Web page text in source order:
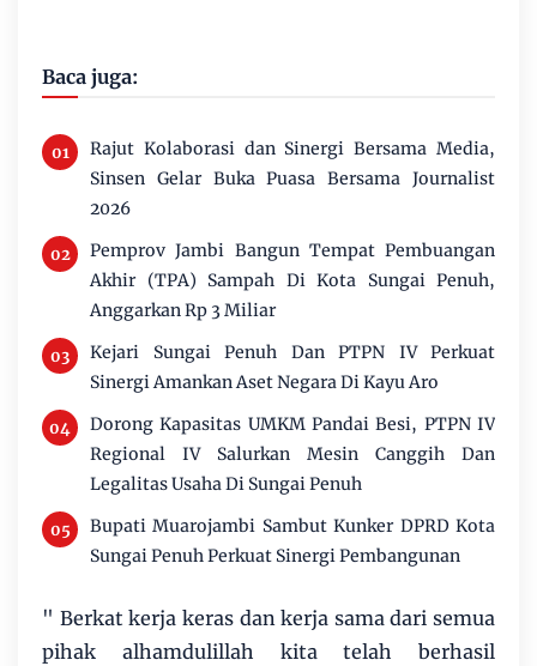
Baca juga:
Rajut Kolaborasi dan Sinergi Bersama Media,
Sinsen Gelar Buka Puasa Bersama Journalist
2026
Pemprov Jambi Bangun Tempat Pembuangan
Akhir (TPA) Sampah Di Kota Sungai Penuh,
Anggarkan Rp 3 Miliar
Kejari Sungai Penuh Dan PTPN IV Perkuat
Sinergi Amankan Aset Negara Di Kayu Aro
Dorong Kapasitas UMKM Pandai Besi, PTPN IV
Regional IV Salurkan Mesin Canggih Dan
Legalitas Usaha Di Sungai Penuh
Bupati Muarojambi Sambut Kunker DPRD Kota
Sungai Penuh Perkuat Sinergi Pembangunan
" Berkat kerja keras dan kerja sama dari semua
pihak alhamdulillah kita telah berhasil